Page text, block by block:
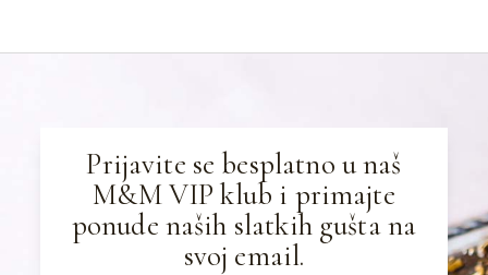
Prijavite se besplatno u naš
M&M VIP klub i primajte
ponude naših slatkih gušta na
svoj email.